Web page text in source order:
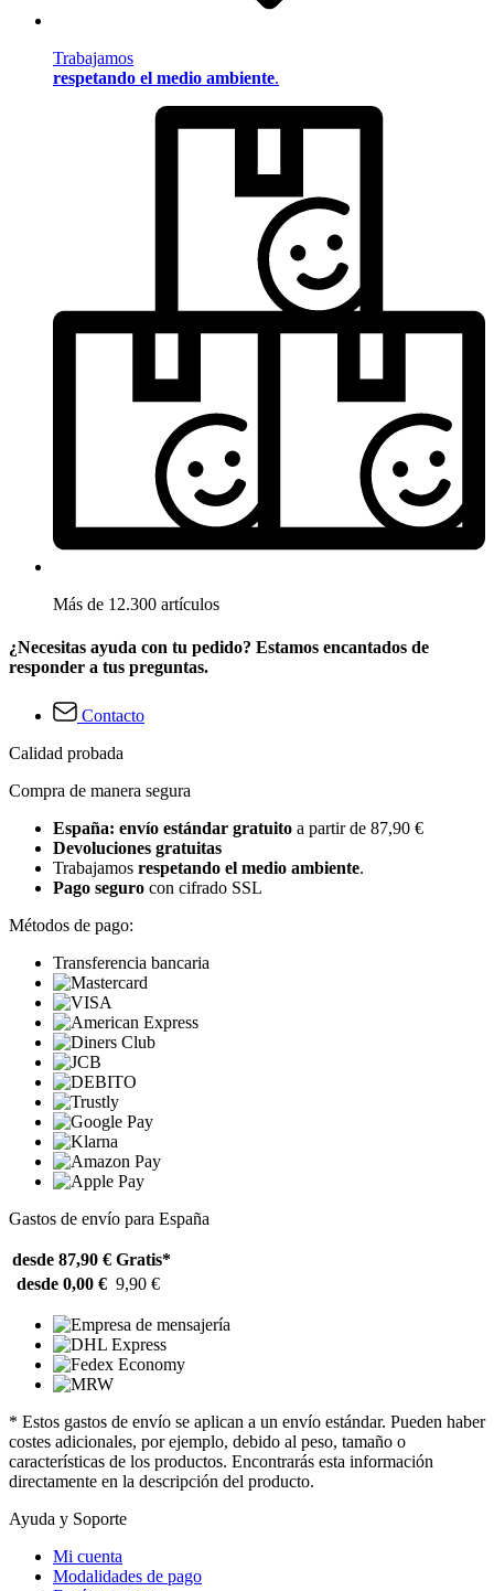
Trabajamos
respetando el medio ambiente.
Más de 12.300 artículos
¿Necesitas ayuda con tu pedido? Estamos encantados de
responder a tus preguntas.
Contacto
Calidad probada
Compra de manera segura
España: envío estándar gratuito a partir de 87,90 €
Devoluciones gratuitas
Trabajamos respetando el medio ambiente.
Pago seguro con cifrado SSL
Métodos de pago:
Transferencia bancaria
Gastos de envío para España
desde 87,90 € Gratis*
desde 0,00 € 9,90 €
* Estos gastos de envío se aplican a un envío estándar. Pueden haber
costes adicionales, por ejemplo, debido al peso, tamaño o
características de los productos. Encontrarás esta información
directamente en la descripción del producto.
Ayuda y Soporte
Mi cuenta
Modalidades de pago